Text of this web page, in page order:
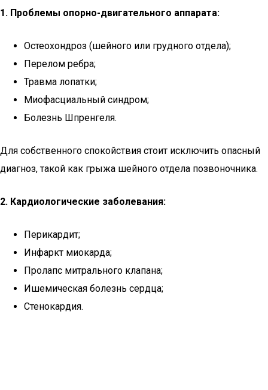
1. Проблемы опорно-двигательного аппарата:
Остеохондроз (шейного или грудного отдела);
Перелом ребра;
Травма лопатки;
Миофасциальный синдром;
Болезнь Шпренгеля.
Для собственного спокойствия стоит исключить опасный
диагноз, такой как грыжа шейного отдела позвоночника.
2. Кардиологические заболевания:
Перикардит;
Инфаркт миокарда;
Пролапс митрального клапана;
Ишемическая болезнь сердца;
Стенокардия.